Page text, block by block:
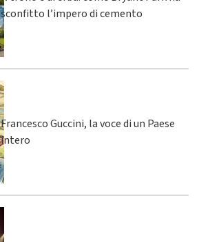
sconfitto l’impero di cemento
Francesco Guccini, la voce di un Paese
intero